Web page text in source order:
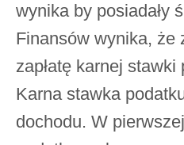
wynika by posiadały
Finansów wynika, że
zapłatę karnej
Karna stawka
dochodu. W